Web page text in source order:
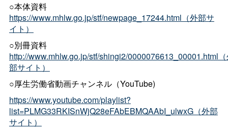
○本体資料
https://www.mhlw.go.jp/stf/newpage_17244.html（外部サ
イト）
○別冊資料
http://www.mhlw.go.jp/stf/shingi2/0000076613_00001.html
部サイト）
○厚生労働省動画チャンネル（YouTube)
https://www.youtube.com/playlist?
list=PLMG33RKISnWjQ28eFAbEBMQAAbI_ulwxG（外部
サイト）